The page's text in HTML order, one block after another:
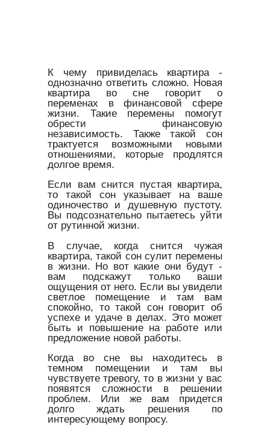
К чему привиделась квартира -
однозначно ответить сложно. Новая
квартира во сне говорит о
переменах в финансовой сфере
жизни. Такие перемены помогут
обрести финансовую
независимость. Также такой сон
трактуется возможными новыми
отношениями, которые продлятся
долгое время.
Если вам снится пустая квартира,
то такой сон указывает на ваше
одиночество и душевную пустоту.
Вы подсознательно пытаетесь уйти
от рутинной жизни.
В случае, когда снится чужая
квартира, такой сон сулит перемены
в жизни. Но вот какие они будут -
вам подскажут только ваши
ощущения от него. Если вы увидели
светлое помещение и там вам
спокойно, то такой сон говорит об
успехе и удаче в делах. Это может
быть и повышение на работе или
предложение новой работы.
Когда во сне вы находитесь в
темном помещении и там вы
чувствуете тревогу, то в жизни у вас
появятся сложности в решении
проблем. Или же вам придется
долго ждать решения по
интересующему вопросу.